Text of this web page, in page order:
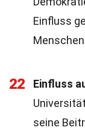
Einfluss
22 Einfluss
seine